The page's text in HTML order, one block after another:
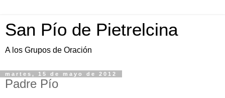
San Pío de Pietrelcina
A los Grupos de Oración
martes, 15 de mayo de 2012
Padre Pío